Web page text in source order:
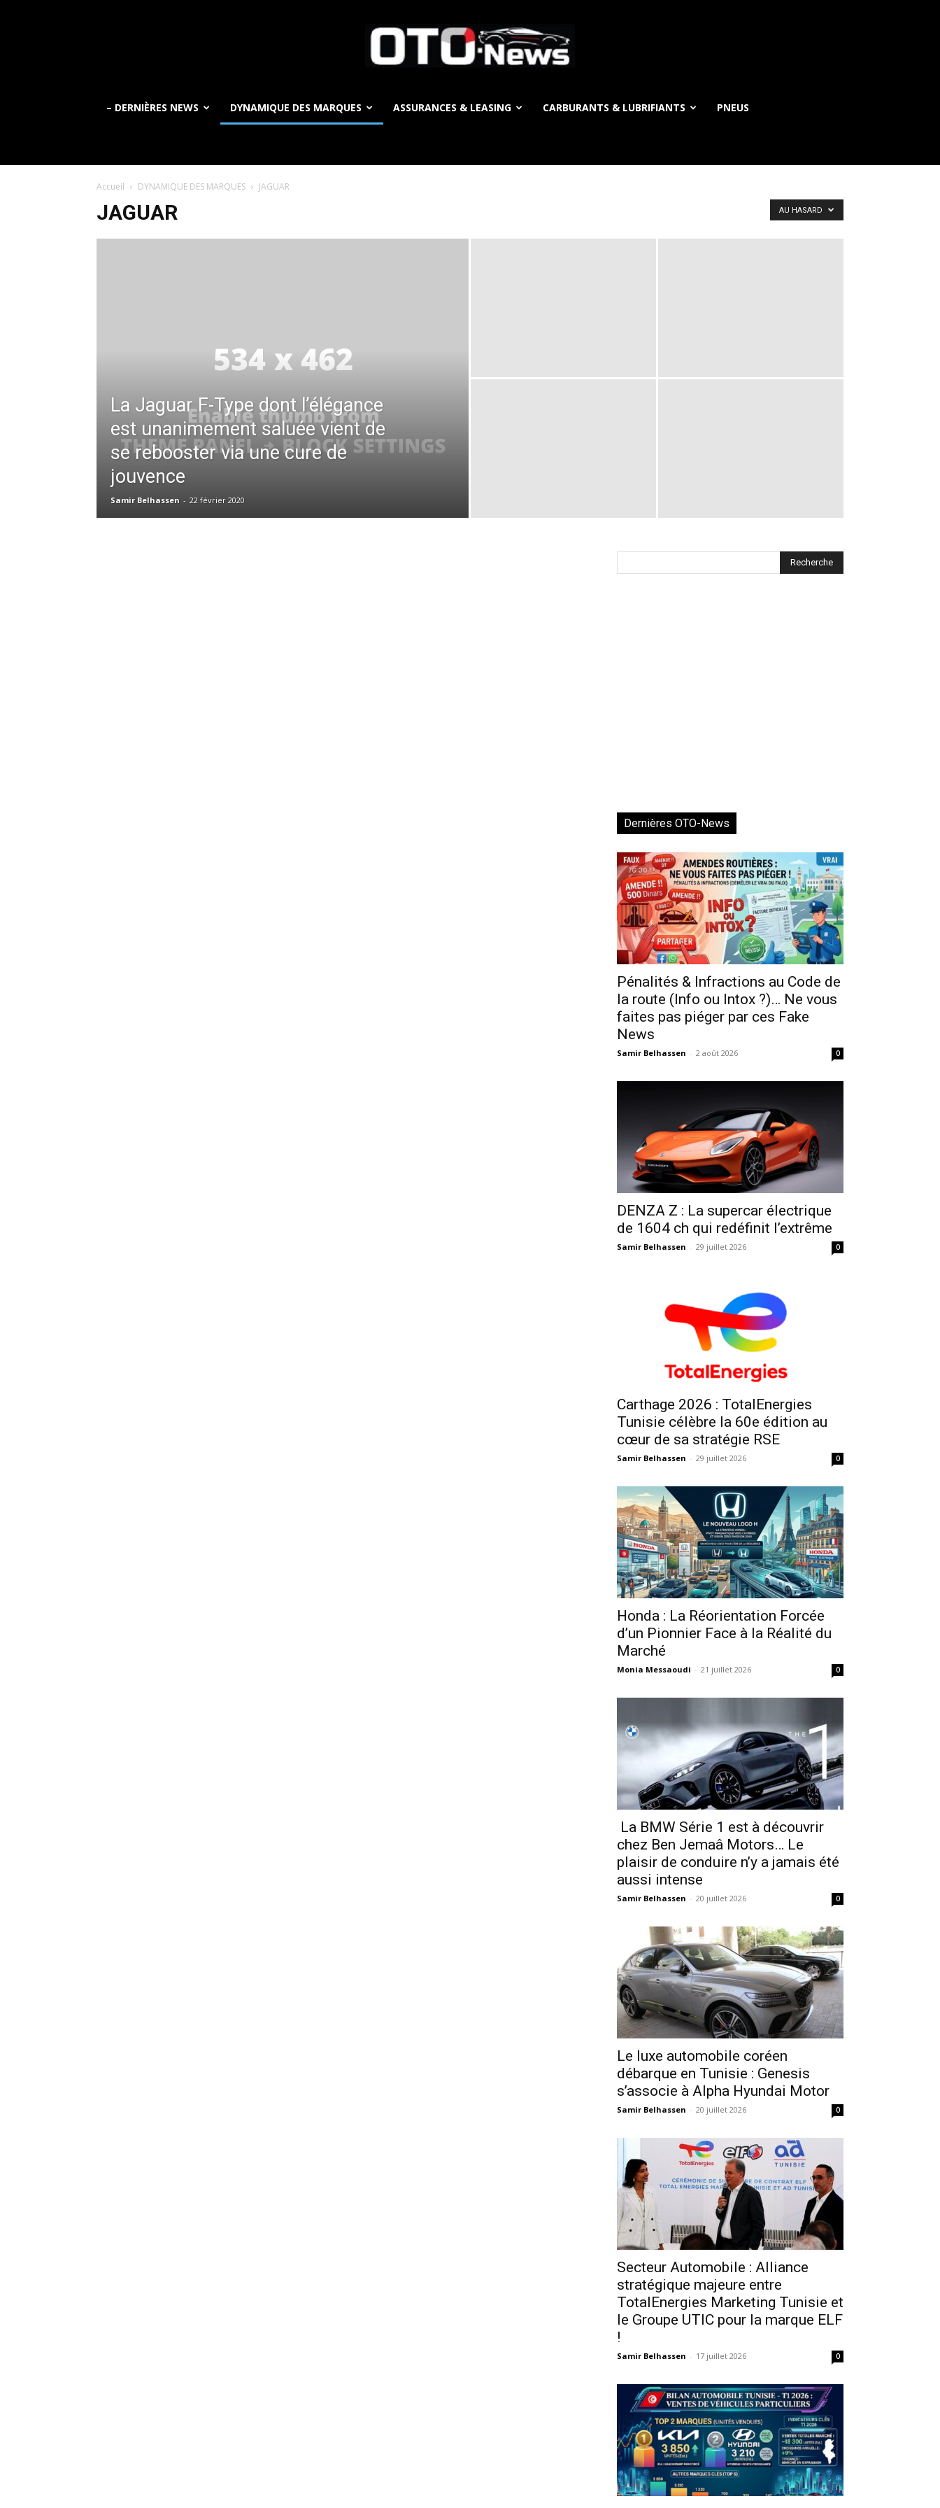
OTO
– DERNIÈRES NEWS DYNAMIQUE DES MARQUES ASSURANCES & LEASING CARBURANTS & LUBRIFIANTS PNEUS
Accueil DYNAMIQUE DES MARQUES JAGUAR
JAGUAR AU HASARD
La Jaguar F-Type dont l’élégance
est unanimement saluée vient de
se rebooster via une cure de
jouvence
Samir Belhassen - 22 février 2020
Dernières OTO-News
Pénalités & Infractions au Code de
la route (Info ou Intox ?)… Ne vous
faites pas piéger par ces Fake
News
Samir Belhassen - 2 août 2026 0
DENZA Z : La supercar électrique
de 1604 ch qui redéfinit l’extrême
Samir Belhassen - 29 juillet 2026 0
Carthage 2026 : TotalEnergies
Tunisie célèbre la 60e édition au
cœur de sa stratégie RSE
Samir Belhassen - 29 juillet 2026 0
Honda : La Réorientation Forcée
d’un Pionnier Face à la Réalité du
Marché
Monia Messaoudi - 21 juillet 2026 0
La BMW Série 1 est à découvrir
chez Ben Jemaâ Motors… Le
plaisir de conduire n’y a jamais été
aussi intense
Samir Belhassen - 20 juillet 2026 0
Le luxe automobile coréen
débarque en Tunisie : Genesis
s’associe à Alpha Hyundai Motor
Samir Belhassen - 20 juillet 2026 0
Secteur Automobile : Alliance
stratégique majeure entre
TotalEnergies Marketing Tunisie et
le Groupe UTIC pour la marque ELF
!
Samir Belhassen - 17 juillet 2026 0